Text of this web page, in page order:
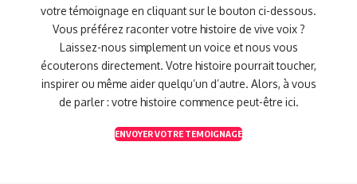
votre témoignage en cliquant sur le bouton ci-dessous.
Vous préférez raconter votre histoire de vive voix ?
Laissez-nous simplement un voice et nous vous
écouterons directement. Votre histoire pourrait toucher,
inspirer ou même aider quelqu’un d’autre. Alors, à vous
de parler : votre histoire commence peut-être ici.
ENVOYER VOTRE TEMOIGNAGE